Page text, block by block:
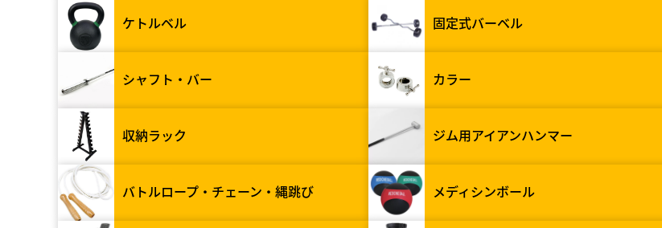
ケトルベル 固定式バーベル
シャフト・バー カラー
収納ラック ジム用アイアンハンマー
バトルロープ・チェーン・縄跳び メディシンボール